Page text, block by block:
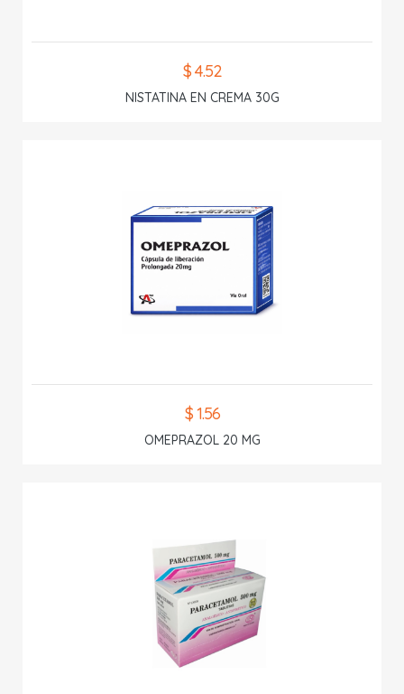
$ 4.52
NISTATINA EN CREMA 30G
$ 1.56
OMEPRAZOL 20 MG